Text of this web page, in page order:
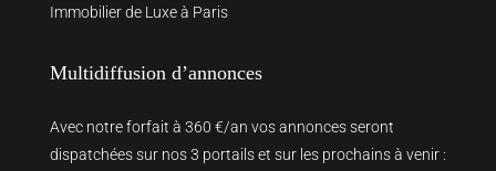
Immobilier de Luxe à Paris
Multidiffusion d’annonces
Avec notre forfait à 360 €/an vos annonces seront
dispatchées sur nos 3 portails et sur les prochains à venir :